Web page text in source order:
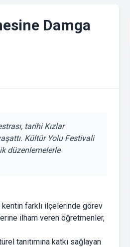
Damga
tarihi Kızlar
Kültür Yolu Festivali
düzenlemelerle
farklı ilçelerinde görev
ilham veren öğretmenler,
tanıtımına katkı sağlayan